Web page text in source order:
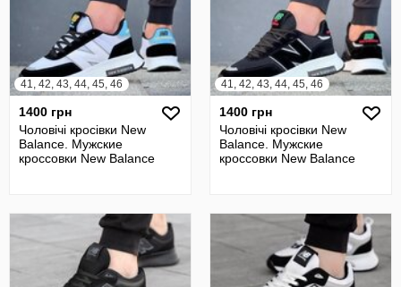
41, 42, 43, 44, 45, 46
1400 грн
Чоловічі кросівки New
Balance. Мужские
кроссовки New Balance
41, 42, 43, 44, 45, 46
1400 грн
Чоловічі кросівки New
Balance. Мужские
кроссовки New Balance